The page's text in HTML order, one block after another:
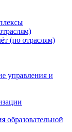
(по отраслям)
управления и
образовательной